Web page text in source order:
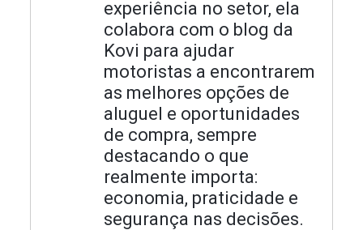
experiência no setor, ela
colabora com o blog da
Kovi para ajudar
motoristas a encontrarem
as melhores opções de
aluguel e oportunidades
de compra, sempre
destacando o que
realmente importa:
economia, praticidade e
segurança nas decisões.